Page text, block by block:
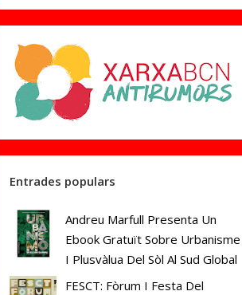
Entrades populars
Andreu Marfull Presenta Un
Ebook Gratuït Sobre Urbanisme
I Plusvàlua Del Sòl Al Sud Global
FESCT: Fòrum I Festa Del